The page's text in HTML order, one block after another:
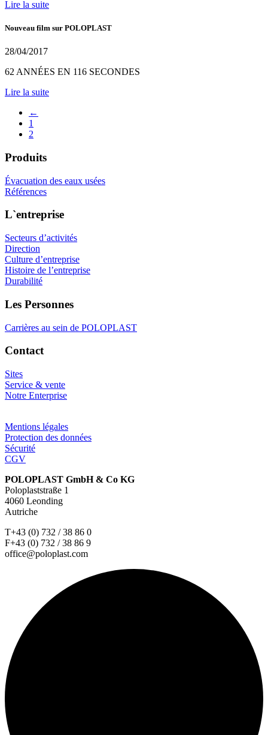
Lire la suite
Nouveau film sur POLOPLAST
28/04/2017
62 ANNÉES EN 116 SECONDES
Lire la suite
←
1
2
Produits
Évacuation des eaux usées
Références
L`entreprise
Secteurs d’activités
Direction
Culture d’entreprise
Histoire de l’entreprise
Durabilité
Les Personnes
Carrières au sein de POLOPLAST
Contact
Sites
Service & vente
Notre Enterprise
Mentions légales
Protection des données
Sécurité
CGV
POLOPLAST GmbH & Co KG
Poloplaststraße 1
4060 Leonding
Autriche
T+43 (0) 732 / 38 86 0
F+43 (0) 732 / 38 86 9
office@poloplast.com